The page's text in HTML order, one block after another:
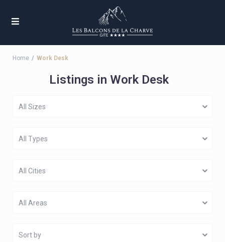
Home Work Desk
Listings in Work Desk
All Sizes
All Types
All Cities
All Areas
Sort by